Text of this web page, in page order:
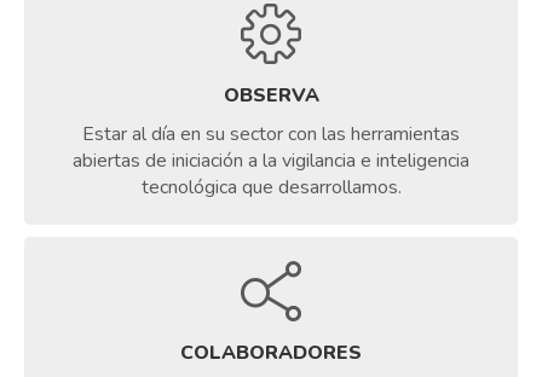
OBSERVA
Estar al día en su sector con las herramientas
abiertas de iniciación a la vigilancia e inteligencia
tecnológica que desarrollamos.
COLABORADORES